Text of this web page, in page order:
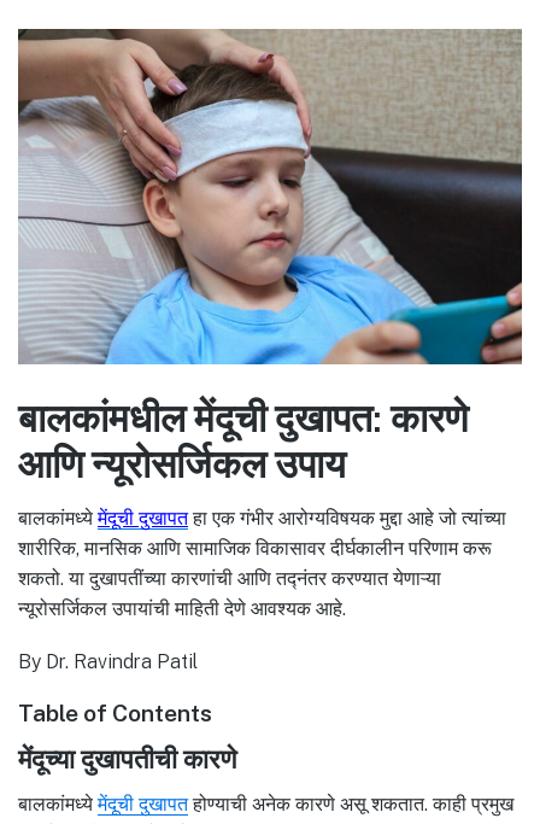
बालकांमधील मेंदूची दुखापत: कारणे
आणि न्यूरोसर्जिकल उपाय
बालकांमध्येमेंदूची दुखापतहा एक गंभीर आरोग्यविषयक मुद्दा आहे जो त्यांच्या
शारीरिक, मानसिक आणि सामाजिक विकासावर दीर्घकालीन परिणाम करू
शकतो. या दुखापतींच्या कारणांची आणि तद्नंतर करण्यात येणाऱ्या
न्यूरोसर्जिकल उपायांची माहिती देणे आवश्यक आहे.
By Dr. Ravindra Patil
Table of Contents
मेंदूच्या दुखापतीची कारणे
बालकांमध्येमेंदूची दुखापतहोण्याची अनेक कारणे असू शकतात. काही प्रमुख